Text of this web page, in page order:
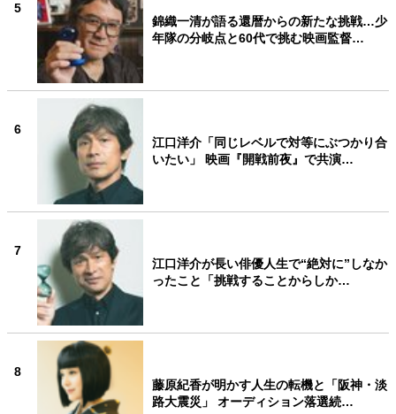
5
錦織一清が語る還暦からの新たな挑戦…少
年隊の分岐点と60代で挑む映画監督…
6
江口洋介「同じレベルで対等にぶつかり合
いたい」 映画『開戦前夜』で共演…
7
江口洋介が長い俳優人生で“絶対に”しなか
ったこと「挑戦することからしか…
8
藤原紀香が明かす人生の転機と「阪神・淡
路大震災」 オーディション落選続…